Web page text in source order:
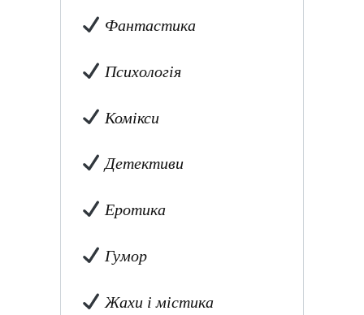
Фантастика
Психологія
Комікси
Детективи
Еротика
Гумор
Жахи і містика